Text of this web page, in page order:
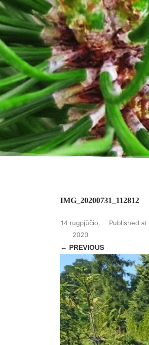
IMG_20200731_112812
Published
14 rugpjūčio,
2020
at
← PREVIOUS